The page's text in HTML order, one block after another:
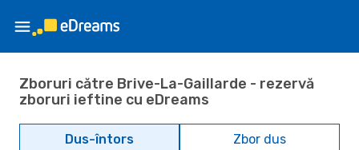
Zboruri către Brive-La-Gaillarde - rezervă
zboruri ieftine cu eDreams
Dus-întors Zbor dus